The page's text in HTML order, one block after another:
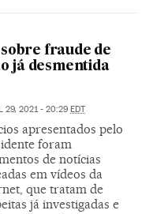
fraude de
já desmentida
29, 2021 - 20:29 EDT
apresentados pelo
foram
de notícias
em vídeos da
que tratam de
já investigadas e